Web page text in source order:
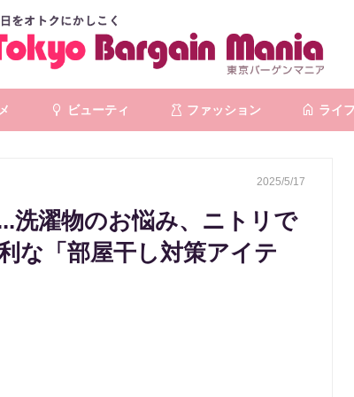
ビューティ ファッション ライフ
2025/5/17
洗濯物のお悩み、ニトリで
な「部屋干し対策アイテ